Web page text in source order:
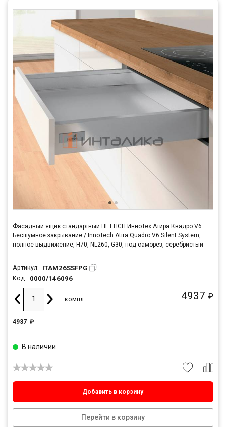
Фасадный ящик стандартный HETTICH ИнноТех Атира Квадро V6
Бесшумное закрывание / InnoTech Atira Quadro V6 Silent System,
полное выдвижение, H70, NL260, G30, под саморез, серебристый
Артикул: ITAM26SSFPG
Код: 0000/146096
4937 ₽
компл
4937 ₽
Добавить в корзину
Перейти в корзину
В наличии